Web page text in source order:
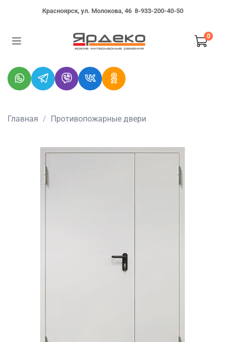
Красноярск, ул. Молокова, 46 8-933-200-40-50
0
Главная Противопожарные двери